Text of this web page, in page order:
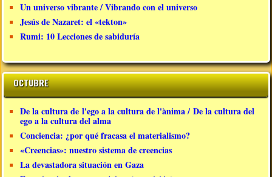
Un universo vibrante / Vibrando con el universo
Jesús de Nazaret: el «tekton»
Rumi: 10 Lecciones de sabiduría
OCTUBRE
De la cultura de l'ego a la cultura de l'ànima / De la cultura del
ego a la cultura del alma
Conciencia: ¿por qué fracasa el materialismo?
«Creencias»: nuestro sistema de creencias
La devastadora situación en Gaza